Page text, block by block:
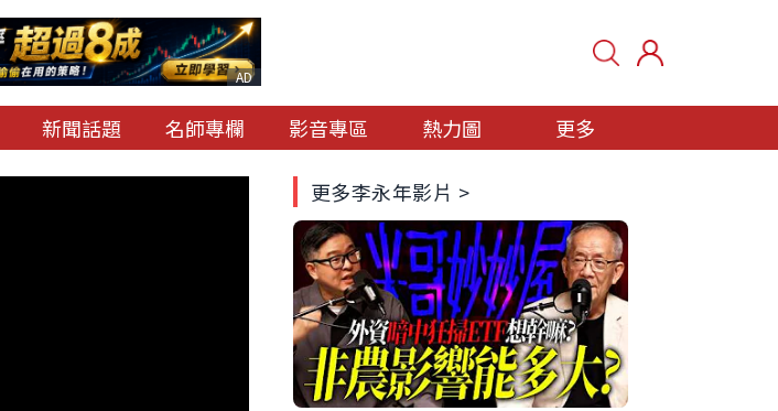
AD
新聞話題 名師專欄 影音專區 熱力圖 更多
更多李永年影片 >